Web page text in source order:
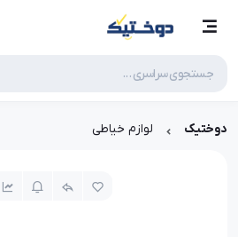
دوختیک لوازم خیاطی